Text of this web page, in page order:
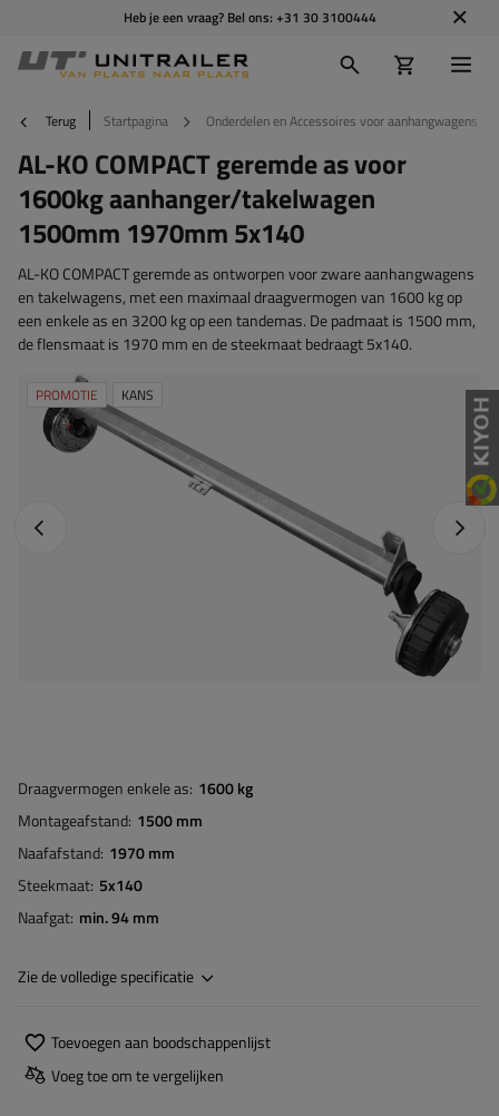
Heb je een vraag? Bel ons: +31 30 3100444
Terug Startpagina Onderdelen en Accessoires voor aanhangwagens
AL-KO COMPACT geremde as voor
1600kg aanhanger/takelwagen
1500mm 1970mm 5x140
AL-KO COMPACT geremde as ontworpen voor zware aanhangwagens
en takelwagens, met een maximaal draagvermogen van 1600 kg op
een enkele as en 3200 kg op een tandemas. De padmaat is 1500 mm,
de flensmaat is 1970 mm en de steekmaat bedraagt 5x140.
Vorige foto
PROMOTIE KANS
Draagvermogen enkele as 1600 kg
Montageafstand 1500 mm
Naafafstand 1970 mm
Steekmaat 5x140
Naafgat min. 94 mm
Zie de volledige specificatie
Toevoegen aan boodschappenlijst
Voeg toe om te vergelijken